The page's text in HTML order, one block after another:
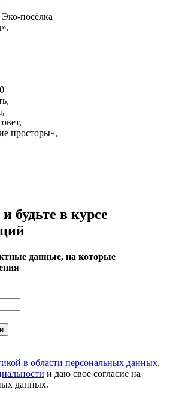
–
посёлка
просторы»,
будьте в курсе
данные, на которые
в области персональных данных,
и даю свое согласие на
данных.